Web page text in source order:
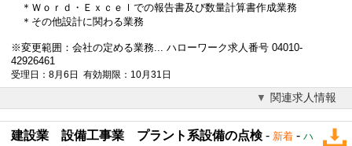
＊Ｗｏｒｄ・Ｅｘｃｅｌでの報告書及び数量計算書作成業務
＊その他設計に関わる業務
※変更範囲：会社の定める業務... ハローワーク求人番号 04010-
42926461
受理日：8月6日 有効期限：10月31日
関連求人情報
建設業 設備工事業 プラント系設備の点検 - 新着 - ハ